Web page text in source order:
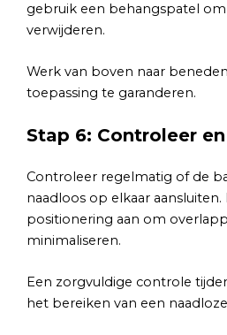
gebruik een behangspatel
verwijderen.
Werk van boven naar
toepassing te garanderen.
Stap 6: Controleer
Controleer regelmatig of de
naadloos op elkaar
positionering aan om
minimaliseren.
Een zorgvuldige controle
het bereiken van een